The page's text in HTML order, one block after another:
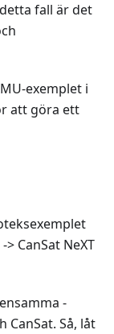
fall är det
exemplet i
att göra ett
CanSat NeXT
-
Så, låt